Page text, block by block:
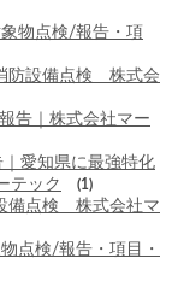
物点検/報告・項
防設備点検 株式会
告｜株式会社マー
愛知県に最強特化
テック
(1)
備点検 株式会社マ
点検/報告・項目・